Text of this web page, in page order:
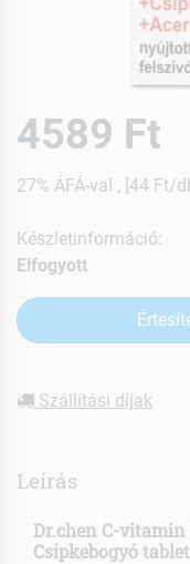
4589 Ft
27% ÁFÁ-val , [44 Ft/
Készletinformáció:
Elfogyott
Szállítási díjak
Leírás
Dr.chen C-vitamin
Csipkebogyó